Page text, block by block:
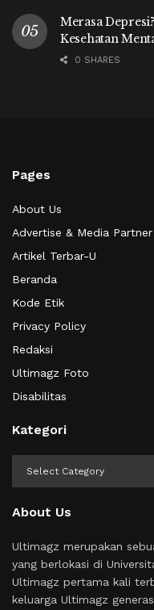
Merasa
Kesehatan
0 SHARES
Pages
About Us
Advertise & Media Partner
Artikel Terbar-U
Beranda
Kode Etik
Privacy Policy
Redaksi
Ultimagz Foto
Disabilitas
Kategori
About Us
Ultimagz merupakan
yang berlokasi di
Ultimagz pertama kali
keluarga Ultimagz